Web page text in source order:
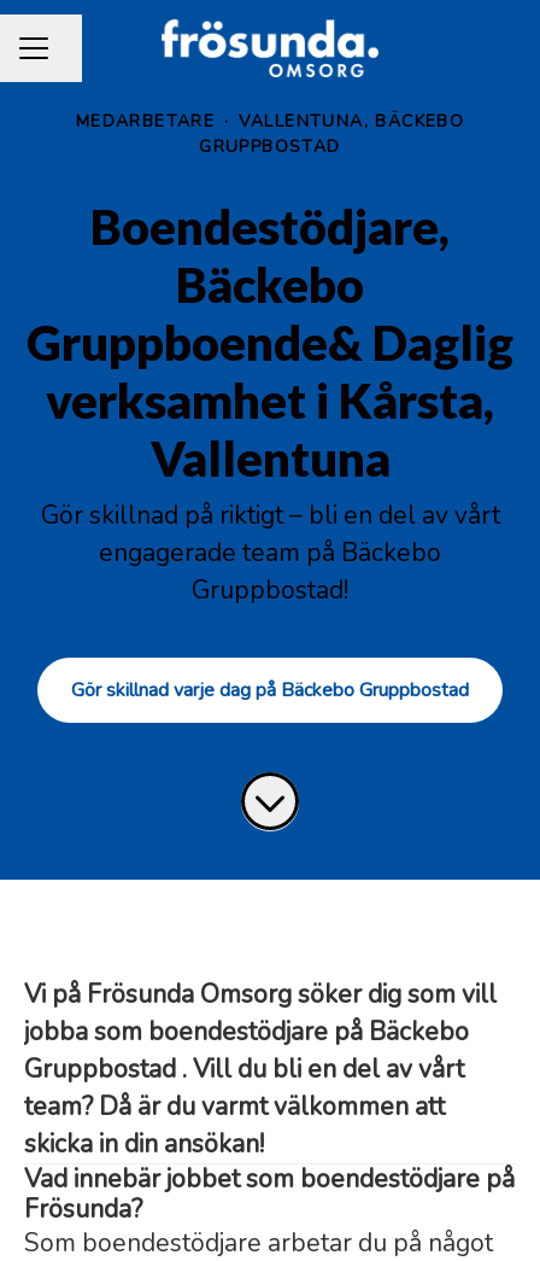
KARRIÄRMENY
Dela sidan
MEDARBETARE · VALLENTUNA, BÄCKEBO
GRUPPBOSTAD
Boendestödjare,
Bäckebo
Gruppboende& Daglig
verksamhet i Kårsta,
Vallentuna
Gör skillnad på riktigt – bli en del av vårt
engagerade team på Bäckebo
Gruppbostad!
Gör skillnad varje dag på Bäckebo Gruppbostad
Vi på Frösunda Omsorg söker dig som vill
jobba som boendestödjare på Bäckebo
Gruppbostad . Vill du bli en del av vårt
team? Då är du varmt välkommen att
skicka in din ansökan!
Vad innebär jobbet som boendestödjare på
Frösunda?
Som boendestödjare arbetar du på något